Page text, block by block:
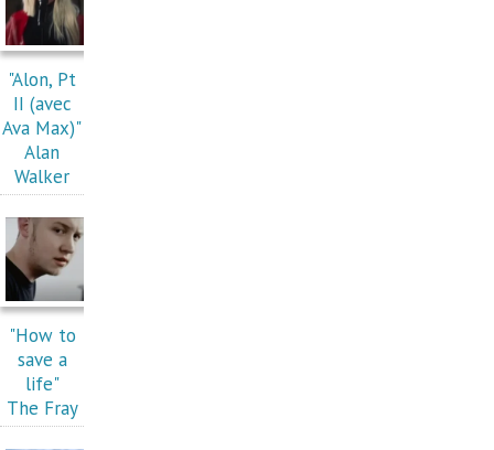
"Alon, Pt
II (avec
Ava Max)"
Alan
Walker
"How to
save a
life"
The Fray